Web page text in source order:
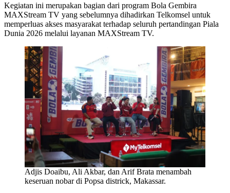
Kegiatan ini merupakan bagian dari program Bola Gembira
MAXStream TV yang sebelumnya dihadirkan Telkomsel untuk
memperluas akses masyarakat terhadap seluruh pertandingan Piala
Dunia 2026 melalui layanan MAXStream TV.
Adjis Doaibu, Ali Akbar, dan Arif Brata menambah
keseruan nobar di Popsa districk, Makassar.